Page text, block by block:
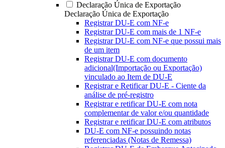
Declaração Única de Exportação
Declaração Única de Exportação
Registrar DU-E com NF-e
Registrar DU-E com mais de 1 NF-e
Registrar DU-E com NF-e que possui mais
de um item
Registrar DU-E com documento
adicional(Importação ou Exportação)
vinculado ao Item de DU-E
Registrar e Retificar DU-E - Ciente da
análise de pré-registro
Registrar e retificar DU-E com nota
complementar de valor e/ou quantidade
Registrar e retificar DU-E com atributos
DU-E com NF-e possuindo notas
referenciadas (Notas de Remessa)